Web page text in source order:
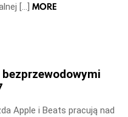
[…] MORE
Apple i Beats pracują nad